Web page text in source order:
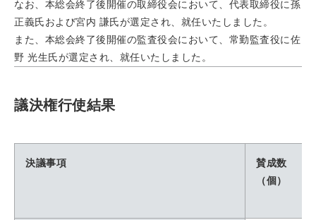
なお、本総会終了後開催の取締役会において、代表取締役に孫
正義氏および宮内 謙氏が選定され、就任いたしました。
また、本総会終了後開催の監査役会において、常勤監査役に佐
野 光生氏が選定され、就任いたしました。
議決権行使結果
決議事項
賛成数
（個）